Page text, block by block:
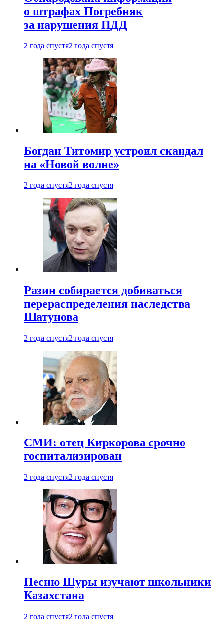
о штрафах Погребняк
за нарушения ПДД
2 года спустя2 года спустя
Богдан Титомир устроил скандал
на «Новой волне»
2 года спустя2 года спустя
Разин собирается добиваться
перераспределения наследства
Шатунова
2 года спустя2 года спустя
СМИ: отец Киркорова срочно
госпитализирован
2 года спустя2 года спустя
Песню Шуры изучают школьники
Казахстана
2 года спустя2 года спустя